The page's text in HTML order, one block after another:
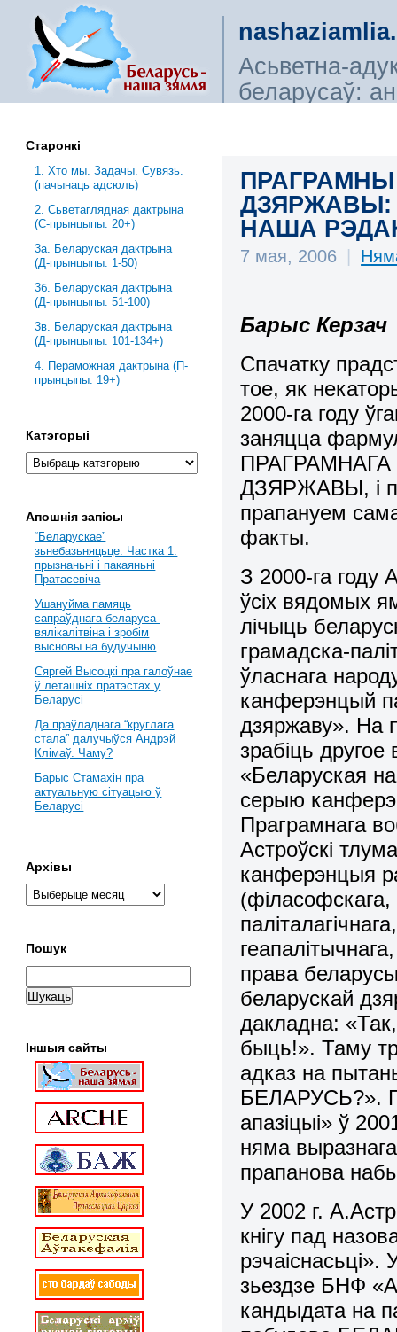
Асьветна-
беларусаў:
ДЗЯРЖАВЫ:
НАША
7 мая, 2006 |
Барыс Керзач
Спачатку
тое, як
2000-га году
заняцца
ДЗЯРЖАВЫ, і
прапануем
факты.
З 2000-га году
ўсіх вядомых
лічыць
грамадска-
ўласнага
канферэнцый
дзяржаву». На
зрабіць
«Беларуская
серыю
Праграмнага
Астроўскі
канферэнцыя
(філасофскага,
права
беларускай
дакладна:
быць!». Таму
адказ на
БЕЛАРУСЬ?».
апазіцыі» ў
няма
прапанова
У 2002 г.
кнігу пад
рэчаіснасьці».
зьездзе БНФ
кандыдата на
Старонкі
1. Хто мы. Задачы. Сувязь.
(пачынаць адсюль)
2. Сьветаглядная дактрына
(С-прынцыпы: 20+)
3a. Беларуская дактрына
(Д-прынцыпы: 1-50)
3б. Беларуская дактрына
(Д-прынцыпы: 51-100)
3в. Беларуская дактрына
(Д-прынцыпы: 101-134+)
4. Пераможная дактрына (П-
прынцыпы: 19+)
Катэгорыі
Апошнія запісы
“Беларускае”
зьнебазьняцьце. Частка 1:
прызнаньні і пакаяньні
Пратасевіча
Ушануйма памяць
сапраўднага беларуса-
вялікалітвіна і зробім
высновы на будучыню
Сяргей Высоцкі пра галоўнае
ў леташніх пратэстах у
Беларусі
Да праўладнага “круглага
стала” далучыўся Андрэй
Клімаў. Чаму?
Барыс Стамахін пра
актуальную сітуацыю ў
Беларусі
Архівы
Пошук
Іншыя сайты